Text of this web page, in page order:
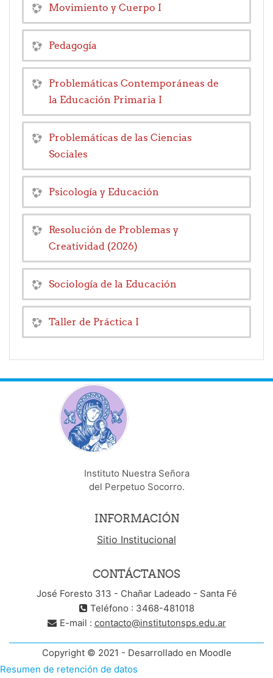
Movimiento y Cuerpo I
Pedagogía
Problemáticas Contemporáneas de
la Educación Primaria I
Problemáticas de las Ciencias
Sociales
Psicología y Educación
Resolución de Problemas y
Creatividad (2026)
Sociología de la Educación
Taller de Práctica I
Instituto Nuestra Señora
del Perpetuo Socorro.
INFORMACIÓN
Sitio Institucional
CONTÁCTANOS
José Foresto 313 - Chañar Ladeado - Santa Fé
Teléfono : 3468-481018
E-mail : contacto@institutonsps.edu.ar
Copyright © 2021 - Desarrollado en Moodle
Resumen de retención de datos